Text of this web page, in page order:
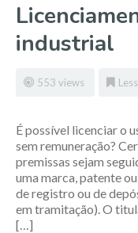
industrial
553 views
É possível licenciar o
sem remuneração?
premissas sejam
uma marca, patente
de registro ou de
em tramitação). O
[…]